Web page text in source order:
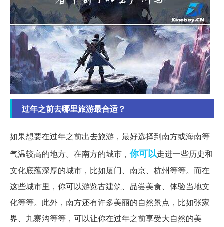
过年之前去哪里旅游最合适？
如果想要在过年之前出去旅游，最好选择到南方或海南等
气温较高的地方。在南方的城市，你可以走进一些历史和
文化底蕴深厚的城市，比如厦门、南京、杭州等等。而在
这些城市里，你可以游览古建筑、品尝美食、体验当地文
化等等。此外，南方还有许多美丽的自然景点，比如张家
界、九寨沟等等，可以让你在过年之前享受大自然的美